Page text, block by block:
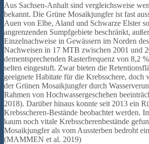
Aus Sachsen-Anhalt sind vergleichsweise
bekannt. Die Grüne Mosaikjungfer ist fast
Auen von Elbe, Aland und Schwarze Elster
angrenzenden Sumpfgebiete beschränkt,
Einzelnachweise in Gewässern im Norden
Nachweisen in 17 MTB zwischen 2001 und
dementsprechenden Rasterfrequenz von 8,2
selten eingestuft. Zwar bieten die
geeignete Habitate für die Krebsschere, doch
der Grünen Mosaikjungfer durch
Rahmen von Hochwassergeschehen
2018). Darüber hinaus konnte seit 2013 ein
Krebsscheren-Bestände beobachtet werden.
kaum noch vitale Krebsscherenbestände
Mosaikjungfer als vom Aussterben bedroht
(MAMMEN et al. 2019)